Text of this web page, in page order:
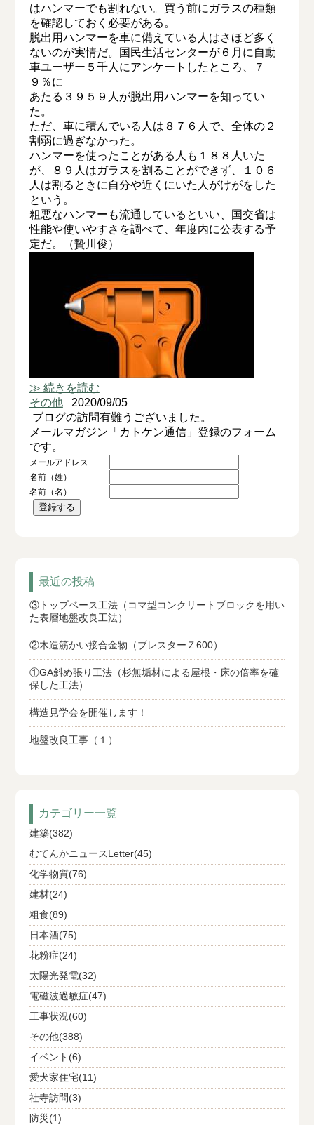
はハンマーでも割れない。買う前にガラスの種類
を確認しておく必要がある。
脱出用ハンマーを車に備えている人はさほど多く
ないのが実情だ。国民生活センターが６月に自動
車ユーザー５千人にアンケートしたところ、７
９％に
あたる３９５９人が脱出用ハンマーを知ってい
た。
ただ、車に積んでいる人は８７６人で、全体の２
割弱に過ぎなかった。
ハンマーを使ったことがある人も１８８人いた
が、８９人はガラスを割ることができず、１０６
人は割るときに自分や近くにいた人がけがをした
という。
粗悪なハンマーも流通しているといい、国交省は
性能や使いやすさを調べて、年度内に公表する予
定だ。（贄川俊）
≫ 続きを読む
その他2020/09/05
ブログの訪問有難うございました。
メールマガジン「カトケン通信」登録のフォーム
です。
メールアドレス
名前（姓）
名前（名）
最近の投稿
③トップベース工法（コマ型コンクリートブロックを用い
た表層地盤改良工法）
②木造筋かい接合金物（ブレスターＺ600）
①GA斜め張り工法（杉無垢材による屋根・床の倍率を確
保した工法）
構造見学会を開催します！
地盤改良工事（１）
カテゴリー一覧
建築(382)
むてんかニュースLetter(45)
化学物質(76)
建材(24)
粗食(89)
日本酒(75)
花粉症(24)
太陽光発電(32)
電磁波過敏症(47)
工事状況(60)
その他(388)
イベント(6)
愛犬家住宅(11)
社寺訪問(3)
防災(1)